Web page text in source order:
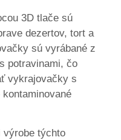
3D tlače sú
dezertov, tort a
sú vyrábané z
potravinami, čo
vykrajovačky s
výrobe týchto